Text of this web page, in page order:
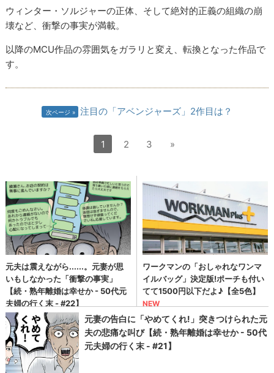
ウィンター・ソルジャーの正体、そして絶対的正義の組織の崩
壊など、衝撃の事実が満載。
以降のMCU作品の雰囲気をガラリと変え、転換となった作品で
す。
次ページ 注目の「アベンジャーズ」2作目は？
1 2 3 »